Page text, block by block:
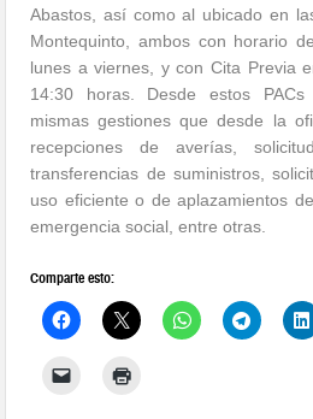
Abastos, así como al ubicado en
Montequinto, ambos con horario
lunes a viernes, y con Cita Previa
14:30 horas. Desde estos
mismas gestiones que desde la
recepciones de averías,
transferencias de suministros,
uso eficiente o de aplazamientos
emergencia social, entre otras.
Comparte esto: